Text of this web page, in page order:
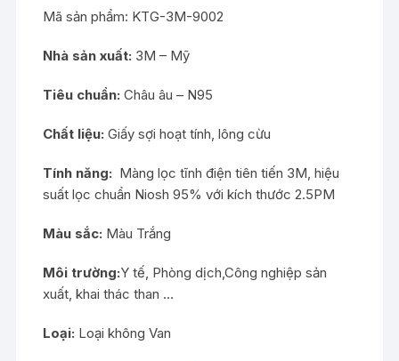
Mã sản phẩm: KTG-3M-9002
Nhà sản xuất: 3M – Mỹ
Tiêu chuẩn: Châu âu – N95
Chất liệu: Giấy sợi hoạt tính, lông cừu
Tính năng: Màng lọc tĩnh điện tiên tiến 3M, hiệu
suất lọc chuẩn Niosh 95% với kích thước 2.5PM
Màu sắc: Màu Trắng
Môi trường:Y tế, Phòng dịch,Công nghiệp sản
xuất, khai thác than …
Loại: Loại không Van